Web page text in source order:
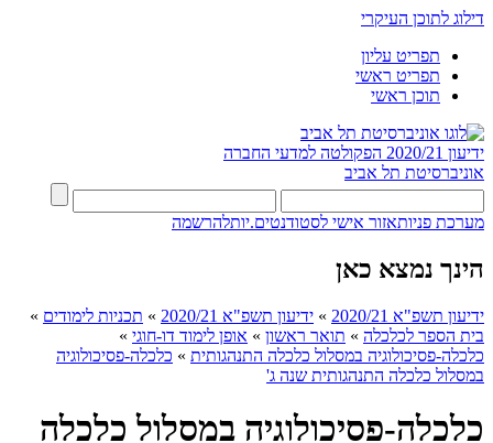
דילוג לתוכן העיקרי
תפריט עליון
תפריט ראשי
תוכן ראשי
ידיעון 2020/21
הפקולטה למדעי החברה
אוניברסיטת תל אביב
מערכת פניותאזור אישי לסטודנטים.יותלהרשמה
הינך נמצא כאן
ידיעון תשפ"א 2020/21 » ידיעון תשפ"א 2020/21 » תכניות לימודים »
בית הספר לכלכלה » תואר ראשון » אופן לימוד דו-חוגי »
כלכלה-פסיכולוגיה במסלול כלכלה התנהגותית » כלכלה-פסיכולוגיה
במסלול כלכלה התנהגותית שנה ג'
כלכלה-פסיכולוגיה במסלול כלכלה